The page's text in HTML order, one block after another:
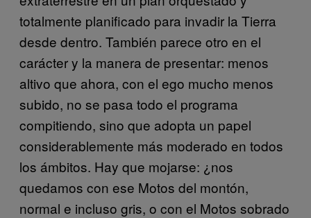
totalmente planificado para invadir la Tierra
desde dentro. También parece otro en el
carácter y la manera de presentar: menos
altivo que ahora, con el ego mucho menos
subido, no se pasa todo el programa
compitiendo, sino que adopta un papel
considerablemente más moderado en todos
los ámbitos. Hay que mojarse: ¿nos
quedamos con ese Motos del montón,
normal e incluso gris, o con el Motos sobrado